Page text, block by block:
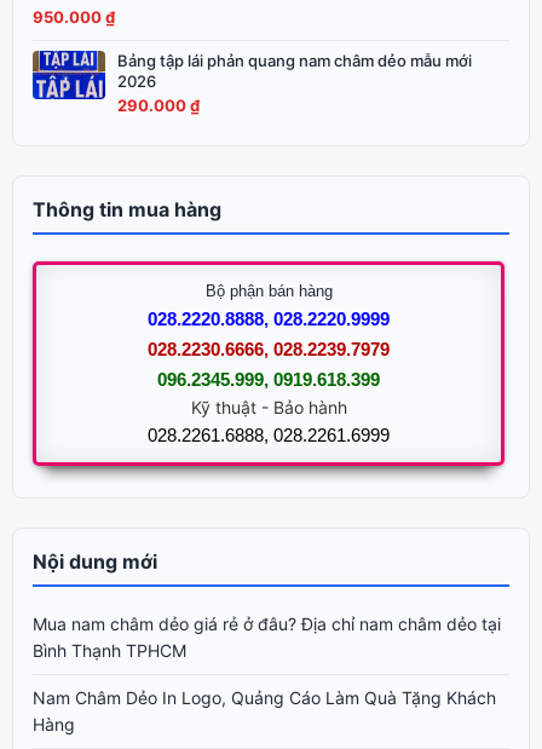
1.050.000 ₫.
950.000₫
là:
950.000 ₫.
Bảng tập lái phản quang nam châm dẻo mẫu mới
2026
290.000₫
Thông tin mua hàng
Bộ phận bán hàng
028.2220.8888, 028.2220.9999
028.2230.6666, 028.2239.7979
096.2345.999, 0919.618.399
Kỹ thuật - Bảo hành
028.2261.6888, 028.2261.6999
Nội dung mới
Mua nam châm dẻo giá rẻ ở đâu? Địa chỉ nam châm dẻo tại
Bình Thạnh TPHCM
Nam Châm Dẻo In Logo, Quảng Cáo Làm Quà Tặng Khách
Hàng